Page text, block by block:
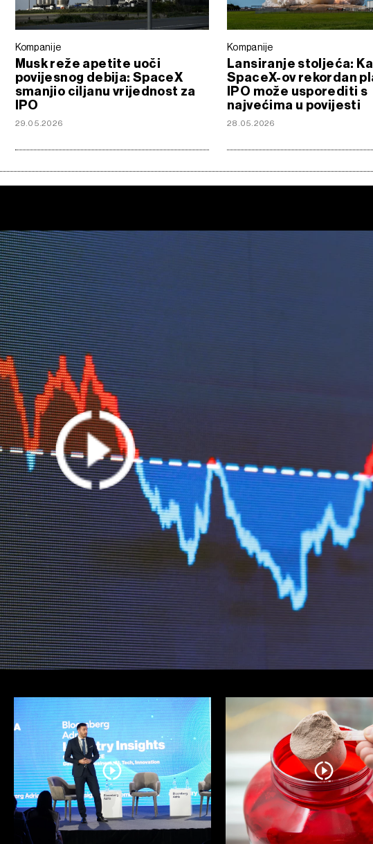
Kompanije
Musk reže apetite uoči
povijesnog debija: SpaceX
smanjio ciljanu vrijednost za
IPO
29.05.2026
Kompanije
Lansiranje stoljeća:
SpaceX-ov rekordan
IPO može usporediti s
najvećima u povijesti
28.05.2026